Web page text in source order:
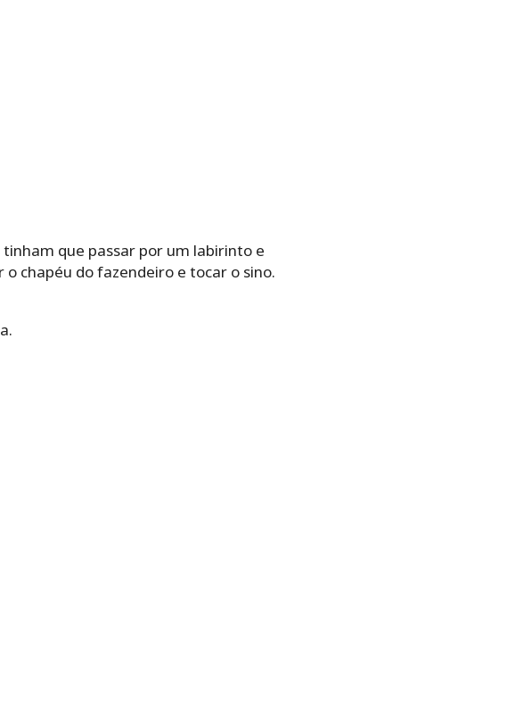
que passar por um labirinto e
chapéu do fazendeiro e tocar o sino.